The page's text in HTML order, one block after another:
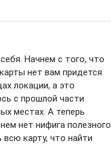
Начнем с того, что
нет вам придется
локации, а это
с прошлой части
местах. А теперь
нет нифига полезного
всю карту, что найти